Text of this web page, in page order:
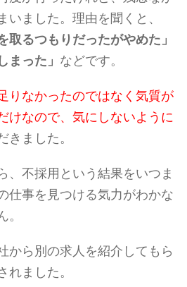
いました。理由を聞くと、
取るつもりだったがやめた」
まった」 などです。
りなかったのではなく気質が
けなので、気にしないように
きました。
、不採用という結果をいつま
仕事を見つける気力がわかな
から別の求人を紹介してもら
れました。